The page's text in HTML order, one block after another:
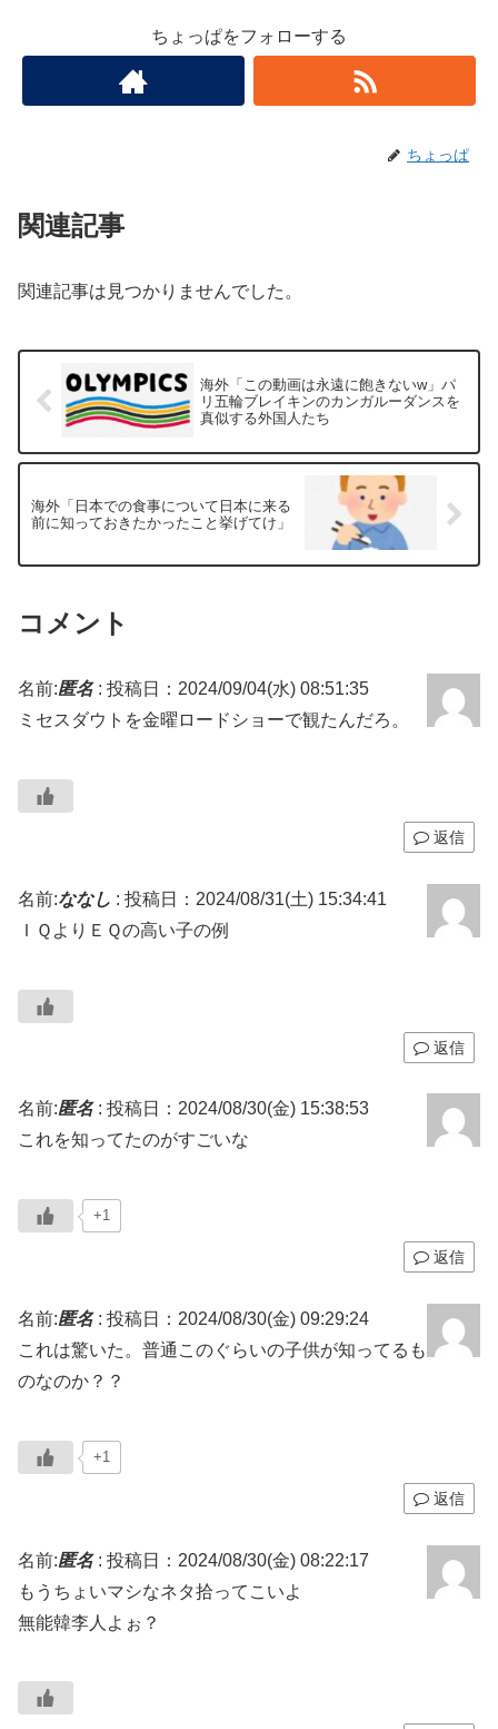
ちょっぱをフォローする
ちょっぱ
関連記事
関連記事は見つかりませんでした。
海外「この動画は永遠に飽きないw」パ
リ五輪ブレイキンのカンガルーダンスを
真似する外国人たち
海外「日本での食事について日本に来る
前に知っておきたかったこと挙げてけ」
コメント
名前:匿名: 投稿日：2024/09/04(水) 08:51:35
ミセスダウトを金曜ロードショーで観たんだろ。
返信
名前:ななし : 投稿日：2024/08/31(土) 15:34:41
ＩＱよりＥＱの高い子の例
返信
名前:匿名: 投稿日：2024/08/30(金) 15:38:53
これを知ってたのがすごいな
+1
返信
名前:匿名: 投稿日：2024/08/30(金) 09:29:24
これは驚いた。普通このぐらいの子供が知ってるも
のなのか？？
+1
返信
名前:匿名: 投稿日：2024/08/30(金) 08:22:17
もうちょいマシなネタ拾ってこいよ
無能韓李人よぉ？